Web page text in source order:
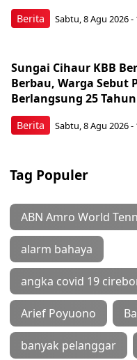
Berita Sabtu, 8 Agu 2026 -
Berita
Sungai Cihaur KBB
Berbau, Warga Sebut
Berlangsung 25 Tahun
Sabtu, 8 Agu 2026 -
Tag Populer
ABN Amro World
alarm bahaya
angka covid 19
Arief Poyuono
banyak pelanggar